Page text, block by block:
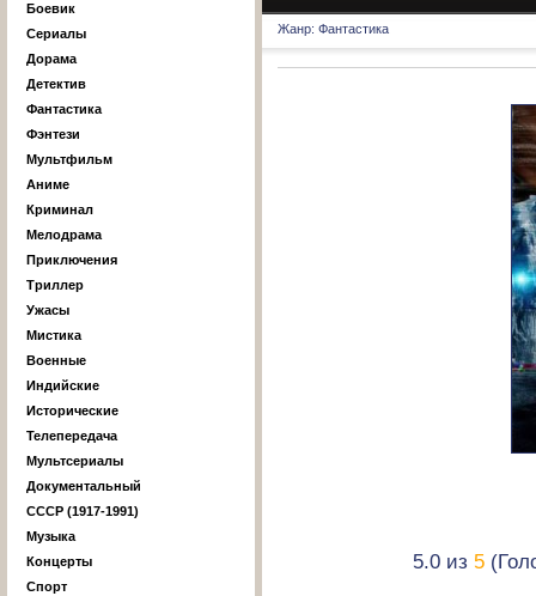
Жанр: Фантастика
5.0 из 5
Боевик
Сериалы
Дорама
Детектив
Фантастика
Фэнтези
Мультфильм
Аниме
Криминал
Мелодрама
Приключения
Триллер
Ужасы
Мистика
Военные
Индийские
Исторические
Телепередача
Мультсериалы
Документальный
СССР (1917-1991)
Музыка
Концерты
Спорт